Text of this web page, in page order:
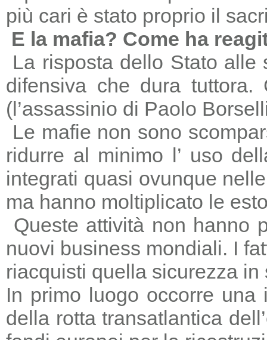
più cari è stato proprio il
E la mafia? Come ha
La risposta dello Stato alle
difensiva che dura
(l’assassinio di Paolo
Le mafie non sono
ridurre al minimo l’ uso
integrati quasi ovunque
ma hanno moltiplicato le
Queste attività non hanno
nuovi business mondiali. I
riacquisti quella sicurezza
In primo luogo occorre
della rotta transatlantica